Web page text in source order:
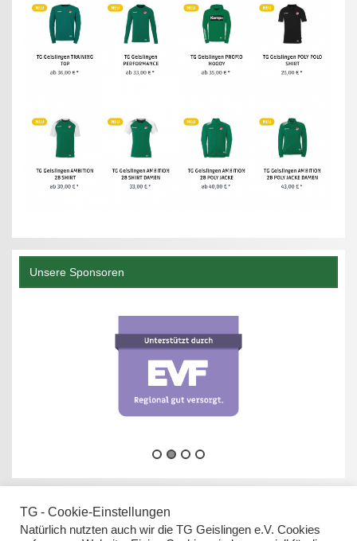
Unsere Sponsoren
TG - Cookie-Einstellungen
Natürlich nutzten auch wir die TG Geislingen e.V. Cookies